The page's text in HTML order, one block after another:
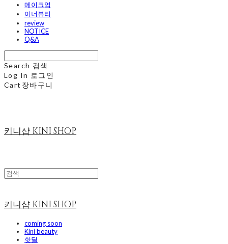
메이크업
이너뷰티
review
NOTICE
Q&A
Search 검색
Log In 로그인
Cart 장바구니
키니샵 KINI SHOP
키니샵 KINI SHOP
coming soon
Kini beauty
핫딜